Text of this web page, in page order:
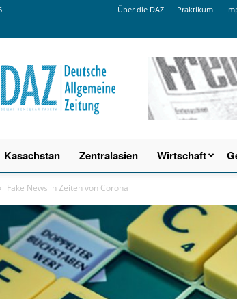
Über die DAZ Praktikum
Deutsche
Allgemeine
Zeitung
Kasachstan Zentralasien Wirtschaft
Fake News in Zeiten von Corona